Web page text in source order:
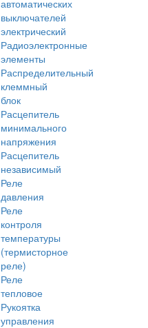
автоматических
выключателей
электрический
Радиоэлектронные
элементы
Распределительный
клеммный
блок
Расцепитель
минимального
напряжения
Расцепитель
независимый
Реле
давления
Реле
контроля
температуры
(термисторное
реле)
Реле
тепловое
Рукоятка
управления